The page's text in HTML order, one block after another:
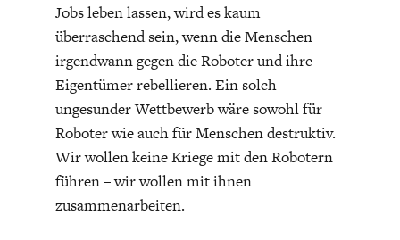
Jobs leben lassen, wird es kaum
überraschend sein, wenn die Menschen
irgendwann gegen die Roboter und ihre
Eigentümer rebellieren. Ein solch
ungesunder Wettbewerb wäre sowohl für
Roboter wie auch für Menschen destruktiv.
Wir wollen keine Kriege mit den Robotern
führen – wir wollen mit ihnen
zusammenarbeiten.